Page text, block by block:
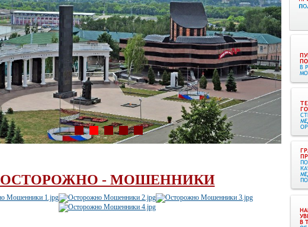
ОСТОРОЖНО - МОШЕННИКИ